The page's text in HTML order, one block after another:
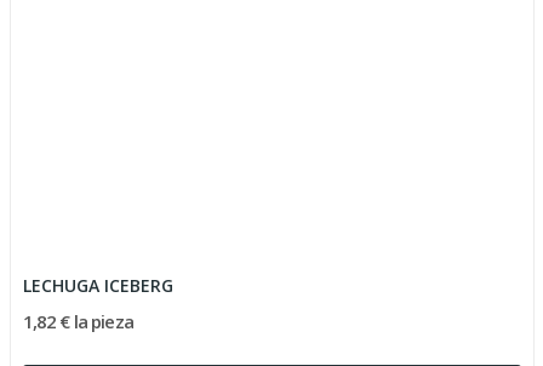
LECHUGA ICEBERG
1,82 € la pieza